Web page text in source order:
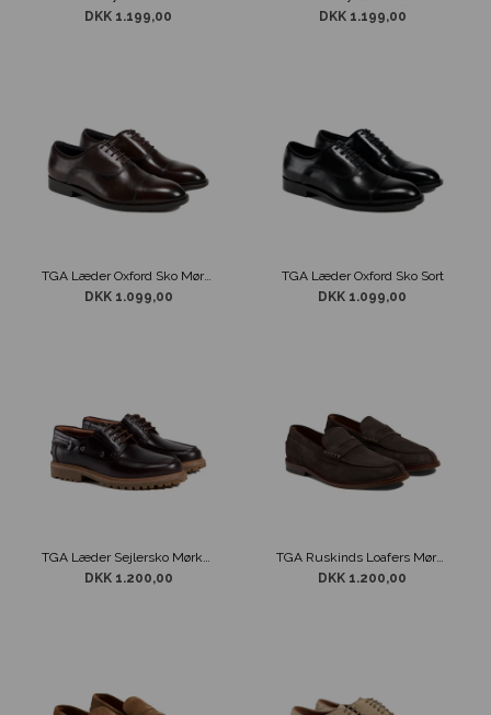
DKK 1.199,00
DKK 1.199,00
TGA Læder Oxford Sko Mørkebrun Sko
DKK 1.099,00
TGA Læder Oxford Sko Sort
DKK 1.099,00
DKK 1.200,00
TGA Ruskinds Loafers Mørkebrun
DKK 1.200,00